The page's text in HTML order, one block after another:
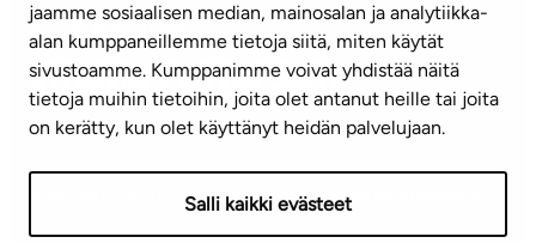
jaamme sosiaalisen median, mainosalan ja analytiikka-
alan kumppaneillemme tietoja siitä, miten käytät
sivustoamme. Kumppanimme voivat yhdistää näitä
tietoja muihin tietoihin, joita olet antanut heille tai joita
on kerätty, kun olet käyttänyt heidän palvelujaan.
Salli kaikki evästeet
Tilaa uutiskirje
Mediapankki
TietosuojaselosteSaavutettavuusseloste